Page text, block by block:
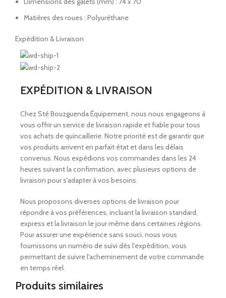
Matières des roues : Polyuréthane
Expédition & Livraison
EXPÉDITION & LIVRAISON
Chez Sté Bouzguenda Équipement, nous nous engageons à
vous offrir un service de livraison rapide et fiable pour tous
vos achats de quincaillerie. Notre priorité est de garantir que
vos produits arrivent en parfait état et dans les délais
convenus. Nous expédions vos commandes dans les 24
heures suivant la confirmation, avec plusieurs options de
livraison pour s'adapter à vos besoins.
Nous proposons diverses options de livraison pour
répondre à vos préférences, incluant la livraison standard,
express et la livraison le jour même dans certaines régions.
Pour assurer une expérience sans souci, nous vous
fournissons un numéro de suivi dès l'expédition, vous
permettant de suivre l'acheminement de votre commande
en temps réel.
Produits similaires